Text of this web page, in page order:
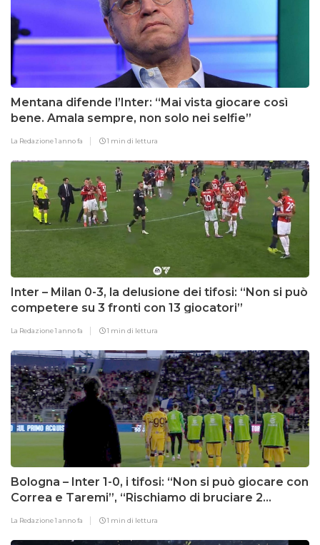
Mentana difende l’Inter: “Mai vista giocare così
bene. Amala sempre, non solo nei selfie”
La Redazione1 anno fa 1 min di lettura
Inter – Milan 0-3, la delusione dei tifosi: “Non si può
competere su 3 fronti con 13 giocatori”
La Redazione1 anno fa 1 min di lettura
Bologna – Inter 1-0, i tifosi: “Non si può giocare con
Correa e Taremi”, “Rischiamo di bruciare 2
competizioni in 4 giorni”
La Redazione1 anno fa 1 min di lettura